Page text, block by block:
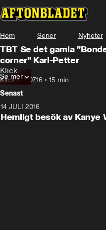
Hem Serier Nyheter
TBT Se det gamla
corner” Karl-Petter
Klick
Klick•18.07.16 • 15 min
Se mer
Senast
14 JULI 2016
Hemligt besök av Kanye